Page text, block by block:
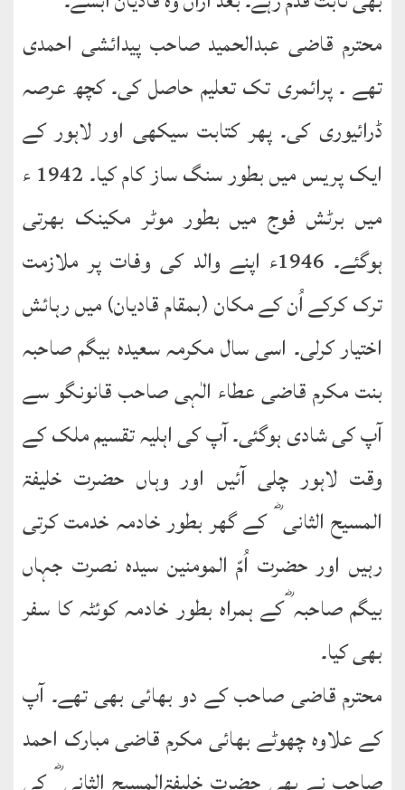
کتب
انور
اردو
کتب
تعارف
کتاب
:
’’پردہ‘‘
English
Books
دریچۂ
راہنمائی
متفرق
کتب
مِرقاتُ
الیقین
فی
حَیاتِ
نورالدّین
متفرق
کتب
محترم قاضی عبدالحمید صاحب پیدائشی احمدی
تھے ۔ پرائمری تک تعلیم حاصل کی۔ کچھ عرصہ
ڈرائیوری کی۔ پھر کتابت سیکھی اور لاہور کے
ایک پریس میں بطور سنگ ساز کام کیا۔ 1942 ء
میں برٹش فوج میں بطور موٹر مکینک بھرتی
ہوگئے۔ 1946ء اپنے والد کی وفات پر ملازمت
ترک کرکے اُن کے مکان (بمقام قادیان) میں رہائش
اختیار کرلی۔ اسی سال مکرمہ سعیدہ بیگم صاحبہ
بنت مکرم قاضی عطاء الٰہی صاحب قانونگو سے
آپ کی شادی ہوگئی۔ آپ کی اہلیہ تقسیم ملک کے
وقت لاہور چلی آئیں اور وہاں حضرت خلیفۃ
المسیح الثانی ؓ کے گھر بطور خادمہ خدمت کرتی
رہیں اور حضرت اُمّ المومنین سیدہ نصرت جہاں
بیگم صاحبہ ؓکے ہمراہ بطور خادمہ کوئٹہ کا سفر
بھی کیا۔
محترم قاضی صاحب کے دو بھائی بھی تھے۔ آپ
کے علاوہ چھوٹے بھائی مکرم قاضی مبارک احمد